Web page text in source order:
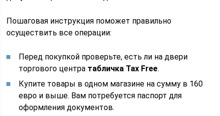
Пошаговая инструкция поможет правильно
осуществить все операции:
Перед покупкой проверьте, есть ли на двери
торгового центра табличка Tax Free.
Купите товары в одном магазине на сумму в 160
евро и выше. Вам потребуется паспорт для
оформления документов.